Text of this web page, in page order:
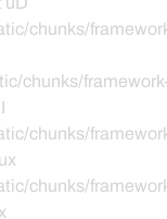
chunks/
chunks/
chunks/
chunks/